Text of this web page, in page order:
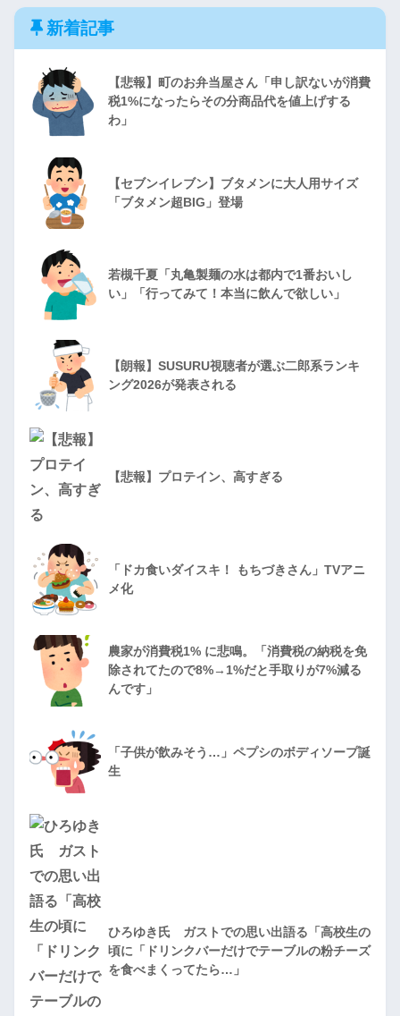
新着記事
【悲報】町のお弁当屋さん「申し訳ないが消費
税1%になったらその分商品代を値上げする
わ」
【セブンイレブン】ブタメンに大人用サイズ
「ブタメン超BIG」登場
若槻千夏「丸亀製麺の水は都内で1番おいし
い」「行ってみて！本当に飲んで欲しい」
【朗報】SUSURU視聴者が選ぶ二郎系ランキ
ング2026が発表される
【悲報】プロテイン、高すぎる
「ドカ食いダイスキ！ もちづきさん」TVアニ
メ化
農家が消費税1% に悲鳴。「消費税の納税を免
除されてたので8%→1%だと手取りが7%減る
んです」
「子供が飲みそう…」ペプシのボディソープ誕
生
ひろゆき氏 ガストでの思い出語る「高校生の
頃に「ドリンクバーだけでテーブルの粉チーズ
を食べまくってたら…」